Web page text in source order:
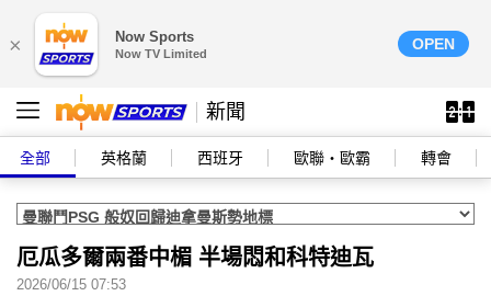
× Now Sports
Now TV Limited
OPEN
新聞
全部 英格蘭 西班牙 歐聯‧歐霸 轉會
厄瓜多爾兩番中楣 半場悶和科特迪瓦
2026/06/15 07:53